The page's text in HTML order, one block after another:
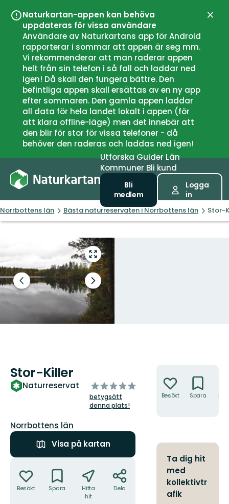
Naturkartan-appen kan behöva
uppdateras för vissa användare
Användare av Naturkartans app för Android
rapporterar i sommar att appen är seg mm.
Vi rekommenderar att man raderar appen
helt från sin telefon i så fall och laddar ned
igen! Då skall den fungera bättre. Den
befintliga appen skall ersättas av en ny app
efter sommaren. Den gamla appen laddar
all data för hela landet lokalt i appen (för
att klara offline-läge) men det innebär att
den blir för stor för vissa telefoner - då
behöver den raderas och laddas ned igen!
UtforskaGuiderLän
Kommuner Bli kund
Bli
medlem
Logga
in
Norrbottens län Bästa naturreservaten i Norrbottens län Stor-
Gå
till
helskärmsläge
Föregående
bild
Nästa
bildspel
Stor-Killer
Naturreservat
av
5
stjärnor
betygsätt
denna plats!
Län:
Norrbottens län
Visa på kartan
Besökt Spara
Hitta
hit
Dela
Besökt Spara
Ta dig hit
med
kollektivtr
afik